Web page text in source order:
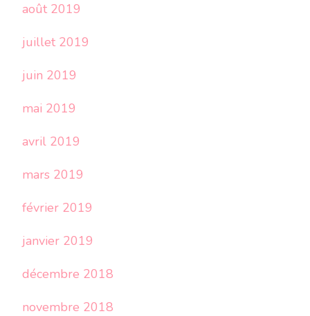
août 2019
juillet 2019
juin 2019
mai 2019
avril 2019
mars 2019
février 2019
janvier 2019
décembre 2018
novembre 2018